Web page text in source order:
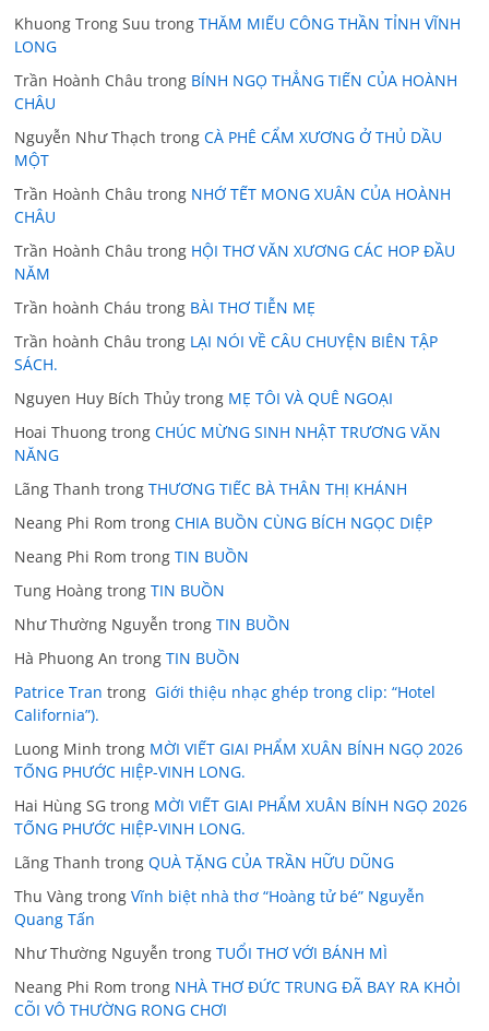
Khuong Trong Suu trongTHĂM MIẾU CÔNG THẦN TỈNH VĨNH
LONG
Trần Hoành Châu trong BÍNH NGỌ THẲNG TIẾN CỦA HOÀNH
CHÂU
Nguyễn Như Thạch trongCÀ PHÊ CẨM XƯƠNG Ở THỦ DẦU
MỘT
Trần Hoành Châu trong NHỚ TẾT MONG XUÂN CỦA HOÀNH
CHÂU
Trần Hoành Châu trong HỘI THƠ VĂN XƯƠNG CÁC HOP ĐẦU
NĂM
Trần hoành Cháu trong BÀI THƠ TIỄN MẸ
Trần hoành Châu trong LẠI NÓI VỀ CÂU CHUYỆN BIÊN TẬP
SÁCH.
Nguyen Huy Bích Thủy trong MẸ TÔI VÀ QUÊ NGOẠI
Hoai Thuong trongCHÚC MỪNG SINH NHẬT TRƯƠNG VĂN
NĂNG
Lãng Thanh trongTHƯƠNG TIẾC BÀ THÂN THỊ KHÁNH
Neang Phi Rom trongCHIA BUỒN CÙNG BÍCH NGỌC DIỆP
Neang Phi Rom trongTIN BUỒN
Tung Hoàng trongTIN BUỒN
Như Thường Nguyễn trongTIN BUỒN
Hà Phuong An trongTIN BUỒN
Patrice Tran trong Giới thiệu nhạc ghép trong clip: “Hotel
California”).
Luong Minh trong MỜI VIẾT GIAI PHẨM XUÂN BÍNH NGỌ 2026
TỐNG PHƯỚC HIỆP-VINH LONG.
Hai Hùng SG trong MỜI VIẾT GIAI PHẨM XUÂN BÍNH NGỌ 2026
TỐNG PHƯỚC HIỆP-VINH LONG.
Lãng Thanh trongQUÀ TẶNG CỦA TRẦN HỮU DŨNG
Thu Vàng trongVĩnh biệt nhà thơ “Hoàng tử bé” Nguyễn
Quang Tấn
Như Thường Nguyễn trongTUỔI THƠ VỚI BÁNH MÌ
Neang Phi Rom trong NHÀ THƠ ĐỨC TRUNG ĐÃ BAY RA KHỎI
CÕI VÔ THƯỜNG RONG CHƠI